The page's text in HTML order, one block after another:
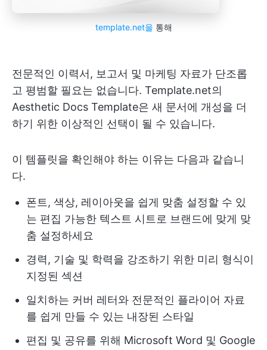
template.net을 통해
전문적인 이력서, 보고서 및 마케팅 자료가 단조롭
고 평범할 필요는 없습니다. Template.net의
Aesthetic Docs Template은 새 문서에 개성을 더
하기 위한 이상적인 선택이 될 수 있습니다.
이 템플릿을 확인해야 하는 이유는 다음과 같습니
다.
폰트, 색상, 레이아웃을 쉽게 맞춤 설정할 수 있
는 편집 가능한 텍스트 시트로 브랜드에 맞게 맞
춤 설정하세요
경력, 기술 및 학력을 강조하기 위한 미리 형식이
지정된 섹션
일치하는 커버 레터와 전문적인 플라이어 자료
를 쉽게 만들 수 있는 내장된 스타일
편집 및 공유를 위해 Microsoft Word 및 Google